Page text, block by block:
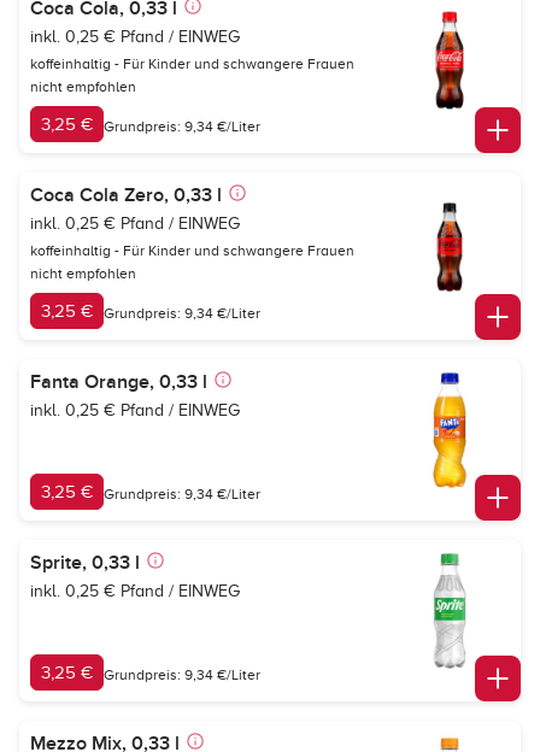
Coca Cola, 0,33 l
inkl. 0,25 € Pfand / EINWEG
koffeinhaltig - Für Kinder und schwangere Frauen
nicht empfohlen
3,25 € Grundpreis: 9,34 €/Liter
Coca Cola Zero, 0,33 l
inkl. 0,25 € Pfand / EINWEG
koffeinhaltig - Für Kinder und schwangere Frauen
nicht empfohlen
3,25 € Grundpreis: 9,34 €/Liter
Fanta Orange, 0,33 l
inkl. 0,25 € Pfand / EINWEG
3,25 € Grundpreis: 9,34 €/Liter
Sprite, 0,33 l
inkl. 0,25 € Pfand / EINWEG
3,25 € Grundpreis: 9,34 €/Liter
Mezzo Mix, 0,33 l